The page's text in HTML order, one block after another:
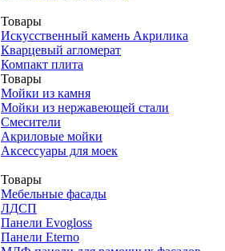
Товары
Искусственный камень Акрилика
Кварцевый агломерат
Компакт плита
Товары
Мойки из камня
Мойки из нержавеющей стали
Смесители
Акриловые мойки
Аксессуары для моек
Товары
Мебельные фасады
ЛДСП
Панели Evogloss
Панели Eterno